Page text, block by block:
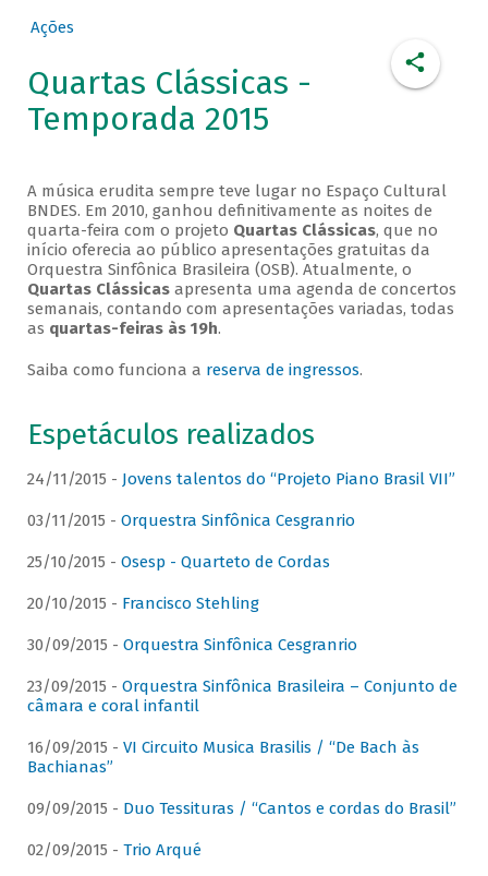
Ações
Quartas Clássicas -
Temporada 2015
A música erudita sempre teve lugar no Espaço Cultural
BNDES. Em 2010, ganhou definitivamente as noites de
quarta-feira com o projeto Quartas Clássicas, que no
início oferecia ao público apresentações gratuitas da
Orquestra Sinfônica Brasileira (OSB). Atualmente, o
Quartas Clássicasapresenta uma agenda de concertos
semanais, contando com apresentações variadas, todas
as quartas-feiras às 19h.
Saiba como funciona a reserva de ingressos.
Espetáculos realizados
24/11/2015 - Jovens talentos do “Projeto Piano Brasil VII”
03/11/2015 - Orquestra Sinfônica Cesgranrio
25/10/2015 - Osesp - Quarteto de Cordas
20/10/2015 - Francisco Stehling
30/09/2015 - Orquestra Sinfônica Cesgranrio
23/09/2015 - Orquestra Sinfônica Brasileira – Conjunto de
câmara e coral infantil
16/09/2015 - VI Circuito Musica Brasilis / “De Bach às
Bachianas”
09/09/2015 - Duo Tessituras / “Cantos e cordas do Brasil”
02/09/2015 - Trio Arqué